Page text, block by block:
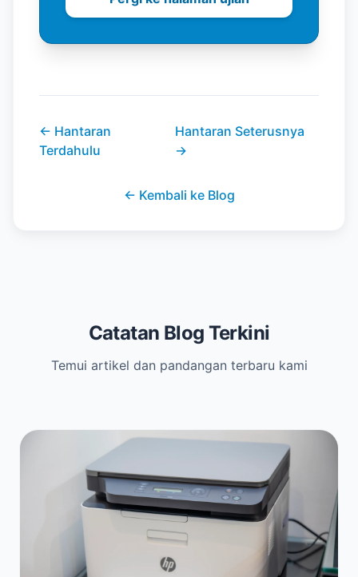
← Hantaran
Terdahulu
Hantaran Seterusnya
→
← Kembali ke Blog
Catatan Blog Terkini
Temui artikel dan pandangan terbaru kami